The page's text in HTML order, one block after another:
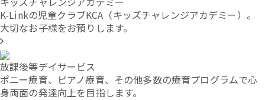
K-Linkの児童クラブKCA（キッズチャレンジアカデミー）。
大切なお子様をお預りします。
放課後等デイサービス
ポニー療育、ピアノ療育、その他多数の療育プログラムで心
身両面の発達向上を目指します。